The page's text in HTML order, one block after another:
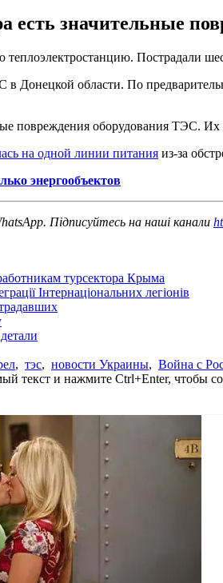
есть значительные
Пострадали
в Донецкой области. По
повреждения оборудования ТЭС.
на одной линии питания из-за
энергообъектов
Підписуйтесь на наші канали
турсектора Крыма
Інтернаціональних легіонів
, тэс, новости Украины, Война с
текст и нажмите Ctrl+Enter, чтобы